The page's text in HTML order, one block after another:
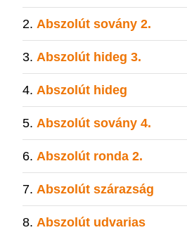
Abszolút sovány 2.
Abszolút hideg 3.
Abszolút hideg
Abszolút sovány 4.
Abszolút ronda 2.
Abszolút szárazság
Abszolút udvarias